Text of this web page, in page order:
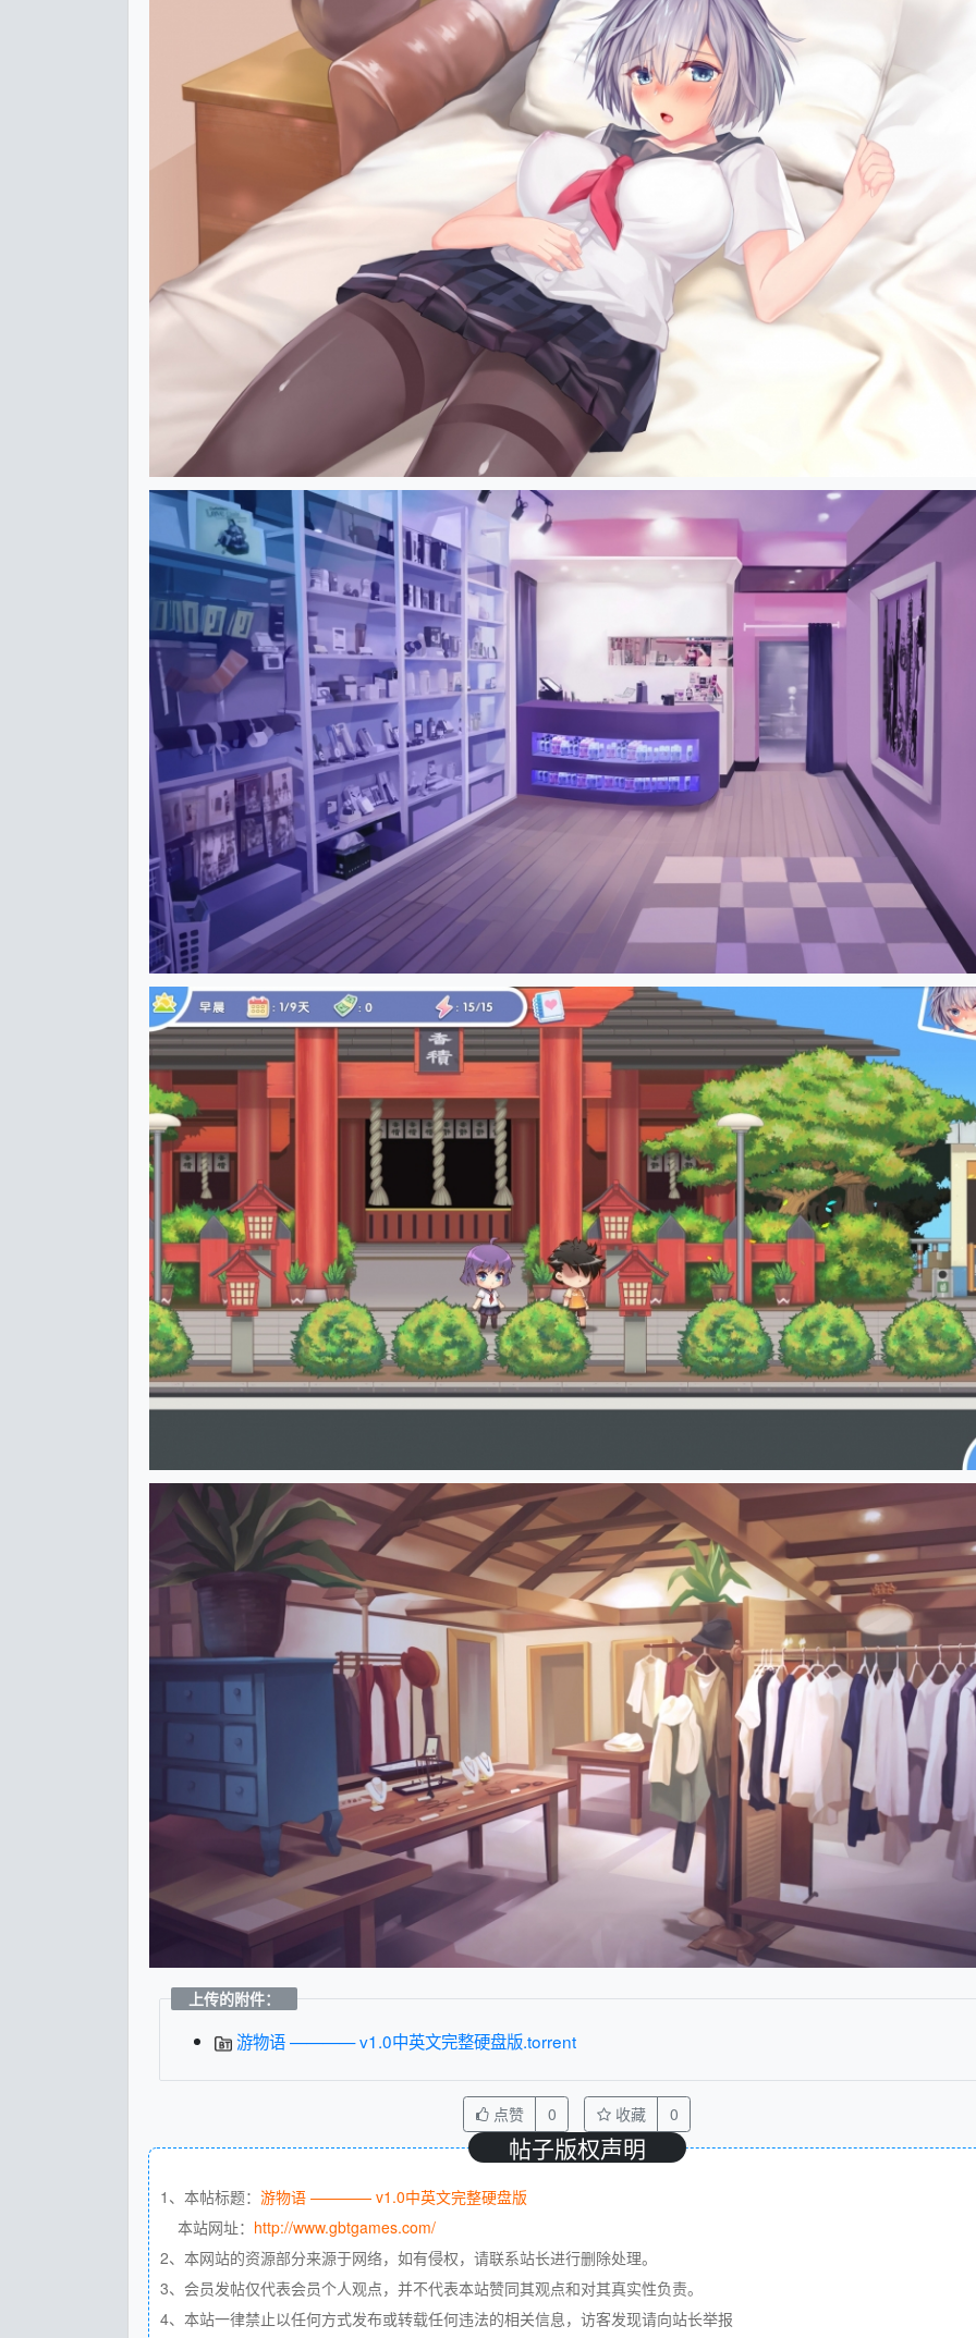
上传的附件：
游物语 ———— v1.0中英文完整硬盘版.torrent
点赞 0 收藏 0
帖子版权声明
1、本帖标题： 游物语 ———— v1.0中英文完整硬盘版
本站网址： http://www.gbtgames.com/
2、本网站的资源部分来源于网络，如有侵权，请联系站长进行删除处理。
3、会员发帖仅代表会员个人观点，并不代表本站赞同其观点和对其真实性负责。
4、本站一律禁止以任何方式发布或转载任何违法的相关信息，访客发现请向站长举报